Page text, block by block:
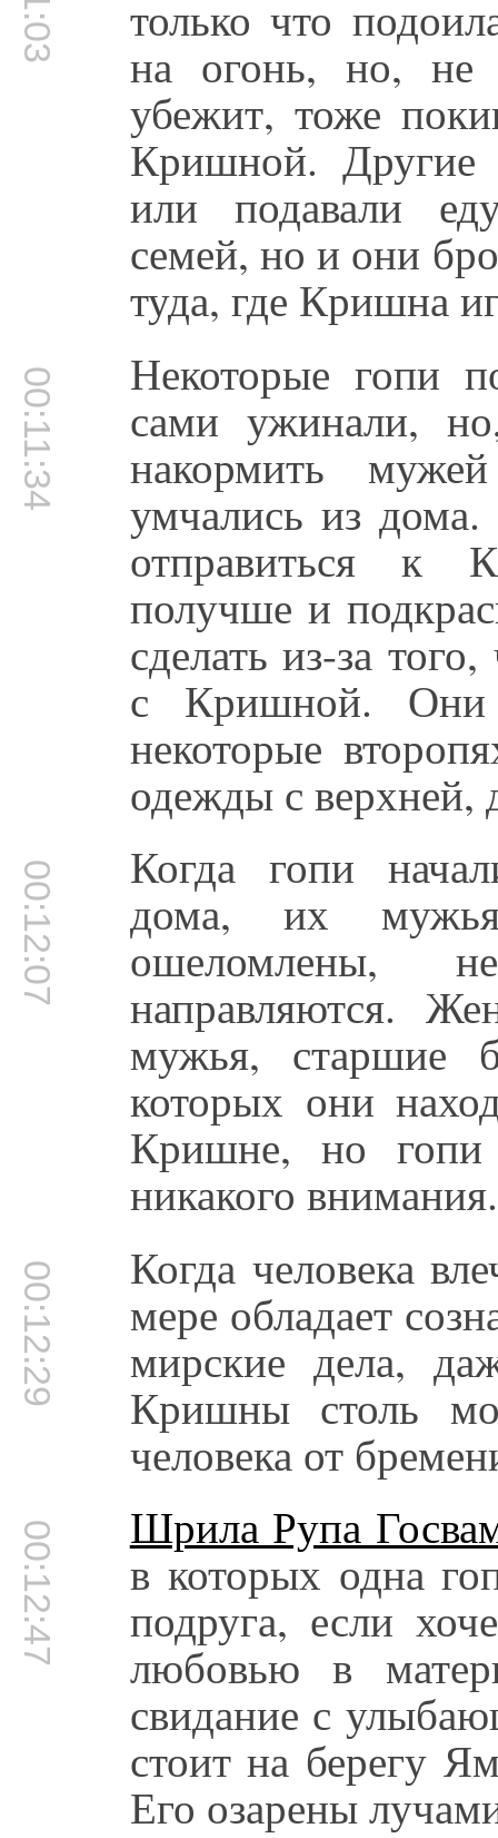
только что
на огонь, но, не
убежит, тоже
Кришной. Другие
или подавали
семей, но и они
туда, где Кришна
00:11:34 Некоторые гопи
сами ужинали,
накормить
умчались из
отправиться к
получше и
сделать из-за
с Кришной. Они
некоторые
одежды с верхней,
00:12:07 Когда гопи
дома, их
ошеломлены,
направляются.
мужья, старшие
которых они
Кришне, но гопи
никакого внимания.
00:12:29 Когда человека
мере обладает
мирские дела,
Кришны столь
человека от
00:12:47 Шрила Рупа
в которых одна
подруга, если
любовью в
свидание с
стоит на берегу
Его озарены